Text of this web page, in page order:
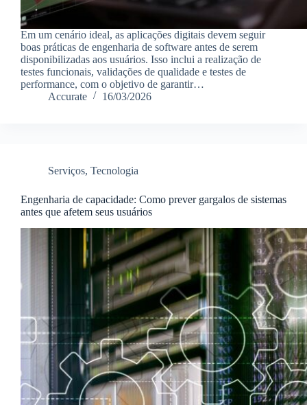
Em um cenário ideal, as aplicações digitais devem seguir
boas práticas de engenharia de software antes de serem
disponibilizadas aos usuários. Isso inclui a realização de
testes funcionais, validações de qualidade e testes de
performance, com o objetivo de garantir…
Accurate
16/03/2026
Serviços, Tecnologia
Engenharia de capacidade: Como prever gargalos de sistemas
antes que afetem seus usuários